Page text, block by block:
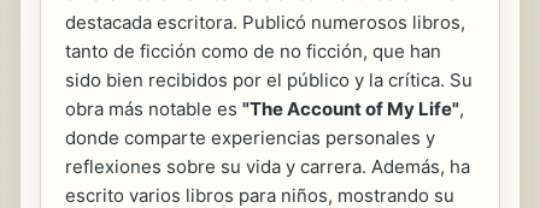
destacada escritora. Publicó numerosos libros,
tanto de ficción como de no ficción, que han
sido bien recibidos por el público y la crítica. Su
obra más notable es "The Account of My Life",
donde comparte experiencias personales y
reflexiones sobre su vida y carrera. Además, ha
escrito varios libros para niños, mostrando su